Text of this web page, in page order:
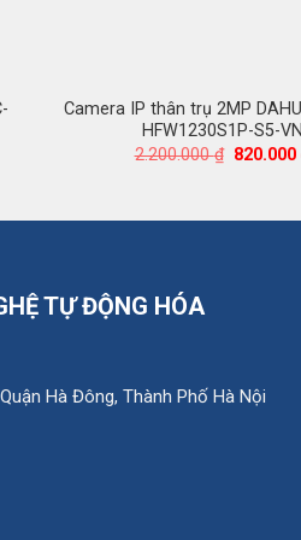
₫.
Camera IP thân trụ 2MP
HFW1230S1P-S5-VN
2.200.000₫ Giá
820.000
TỰ ĐỘNG HÓA
Hà Đông, Thành Phố Hà Nội